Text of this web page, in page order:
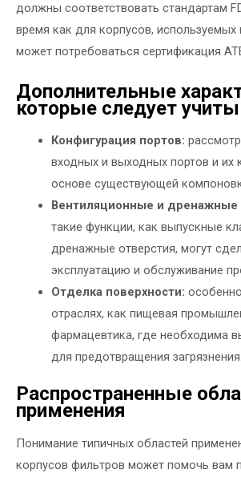
должны соответствовать стандартам
время как для корпусов, используемых
может потребоваться сертификация
Дополнительные
которые следует
Конфигурация портов:
входных и выходных портов и их
основе существующей
Вентиляционные и дренажные
такие функции, как выпускные
дренажные отверстия, могут
эксплуатацию и обслуживание
Отделка поверхности:
отраслях, как пищевая
фармацевтика, где необходима
для предотвращения загрязнения.
Распространенные
применения
Понимание типичных областей
корпусов фильтров может помочь вам